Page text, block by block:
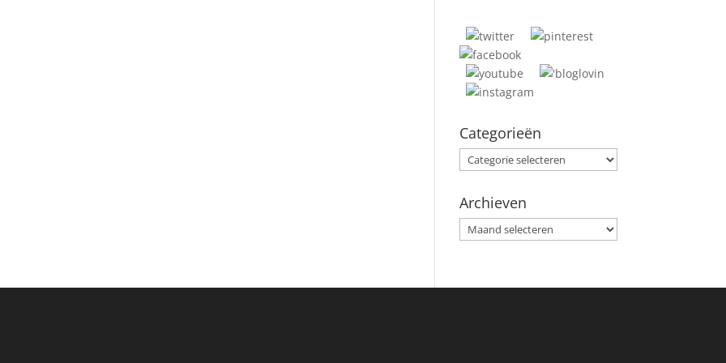
Categorieën
Categorieën
Archieven
Archieven